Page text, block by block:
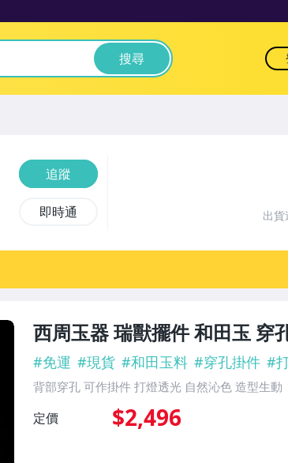
搜尋
西周玉器 瑞獸擺件 和田玉 穿
#免運 #現貨 #和田玉料 #穿孔掛件 #
背部穿孔 可作掛件 打燈透光 自然沁色 造型生動
定價 $2,496
追蹤
即時通 出貨